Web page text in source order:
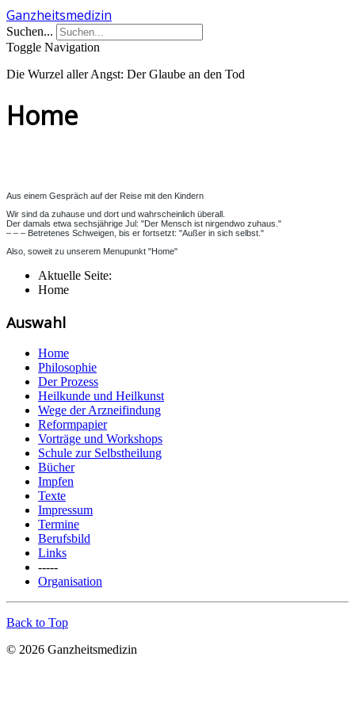
Ganzheitsmedizin
Suchen...
Toggle Navigation
Die Wurzel aller Angst: Der Glaube an den Tod
Home
Aus einem Gespräch auf der Reise mit den Kindern
Wir sind da zuhause und dort und wahrscheinlich überall.
Der damals etwa sechsjährige Jul: "Der Mensch ist nirgendwo zuhaus."
– – – Betretenes Schweigen, bis er fortsetzt: "Außer in sich selbst."
Also, soweit zu unserem Menupunkt "Home"
Aktuelle Seite:
Home
Auswahl
Home
Philosophie
Der Prozess
Heilkunde und Heilkunst
Wege der Arzneifindung
Reformpapier
Vorträge und Workshops
Schule zur Selbstheilung
Bücher
Impfen
Texte
Impressum
Termine
Berufsbild
Links
-----
Organisation
Back to Top
© 2026 Ganzheitsmedizin